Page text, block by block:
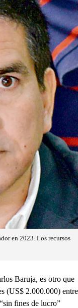
en 2023. Los recursos
Baruja, es otro que
(US$ 2.000.000) entre
fines de lucro”